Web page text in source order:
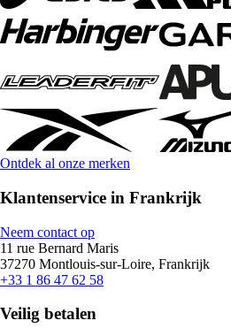
Ontdek al onze merken
Klantenservice in Frankrijk
Neem contact op
11 rue Bernard Maris
37270 Montlouis-sur-Loire, Frankrijk
+33 1 86 47 62 58
Veilig betalen